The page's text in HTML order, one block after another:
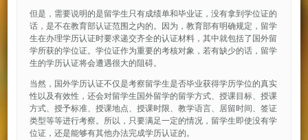
但是，需要说明的是留学生只有成绩单和毕业证，没有拿到学位证的
话，是不在教育部认证范围之内的。因为，教育部有明确规定，留学
生在办理学历认证时要求递交齐全的认证材料，其中就包括了国外留
学所获的学位证。学位证作为重要的考核对象，若有缺少的话，留学
生的学历认证将会遭遇很大的阻碍。
当然，国外学历认证不仅是考察留学生是否毕业获得学历学位的真实
性以及有效性，还会对留学生国外留学的留学方式、授课目标、授课
方式、授予标准、授课地点、授课时限、教学语言、居留时间、签证
类型等等进行考察。所以，只要满足一定的情况，留学生即使没有学
位证，还是能够有其他办法完成学历认证的。